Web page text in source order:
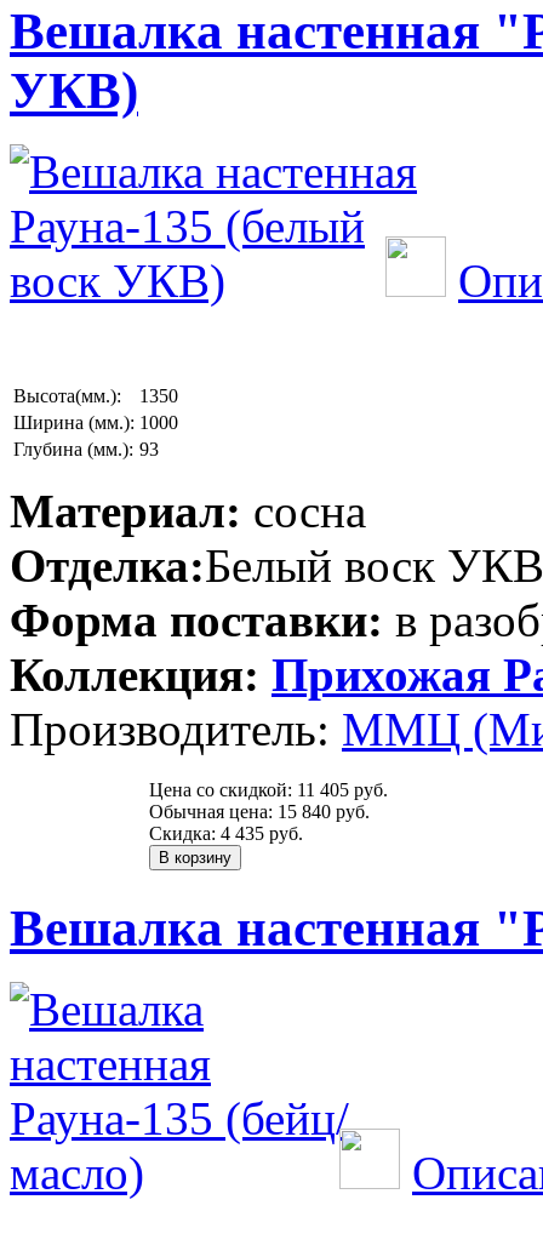
Вешалка настенная
УКВ)
Высота(мм.):
1350
Ширина (мм.): 1000
Глубина (мм.): 93
Материал: сосна
Отделка:Белый воск УКВ
Форма поставки: в
Коллекция: Прихожая
Производитель: ММЦ
Цена со скидкой: 11 405 руб.
Обычная цена: 15 840 руб.
Скидка: 4 435 руб.
Вешалка настенная